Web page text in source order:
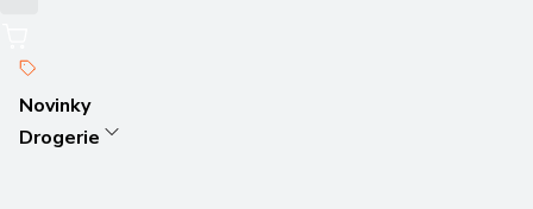
Novinky
Drogerie